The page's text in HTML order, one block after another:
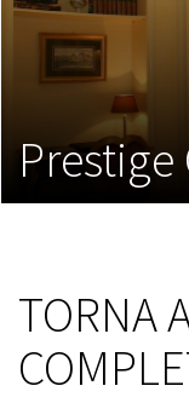
Prestige
TORNA